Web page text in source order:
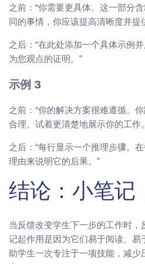
之前：“你需要更具体。这一部分
同的事情，你应该提高清晰度并提
之后：“在此处添加一个具体示例
为您观点的证明。”
示例 3
之前：“你的解决方案很难遵循。
合理。试着更清楚地展示你的工作
之后：“每行显示一个推理步骤。
理由来说明它的后果。”
结论：小笔记
当反馈改变学生下一步的工作时，
记起作用是因为它们易于阅读、易
助学生一次专注于一项技能，减少